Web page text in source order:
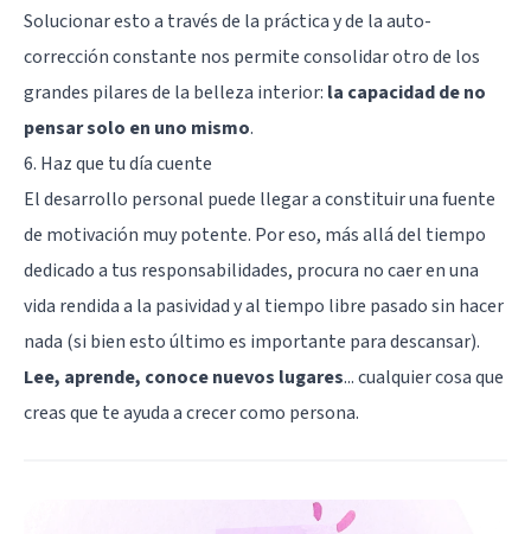
Solucionar esto a través de la práctica y de la auto-
corrección constante nos permite consolidar otro de los
grandes pilares de la belleza interior: la capacidad de no
pensar solo en uno mismo.
6. Haz que tu día cuente
El desarrollo personal puede llegar a constituir una fuente
de motivación muy potente. Por eso, más allá del tiempo
dedicado a tus responsabilidades, procura no caer en una
vida rendida a la pasividad y al tiempo libre pasado sin hacer
nada (si bien esto último es importante para descansar).
Lee, aprende, conoce nuevos lugares... cualquier cosa que
creas que te ayuda a crecer como persona.